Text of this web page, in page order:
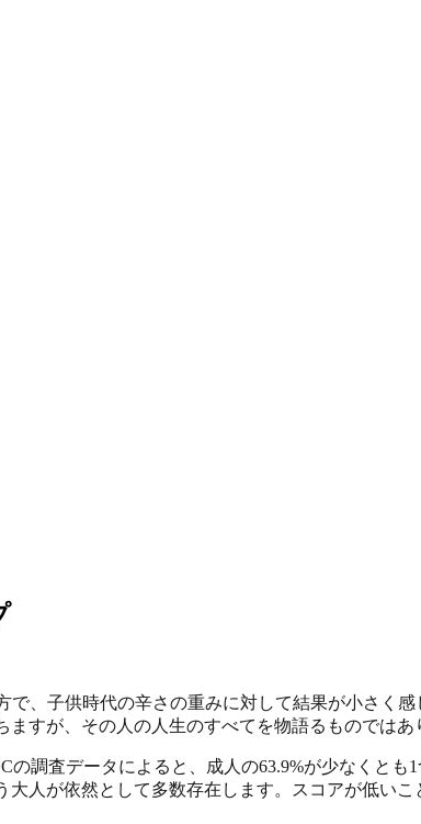
、子供時代の辛さの重みに対して結果が小さく感
すが、その人の人生のすべてを物語るものではあ
調査データによると、成人の63.9%が少なくと
人が依然として多数存在します。スコアが低い